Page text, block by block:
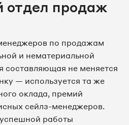
отдел продаж
по продажам
и нематериальной
составляющая не меняется
— используется та же
оклада, премий
сейлз-менеджеров.
работы